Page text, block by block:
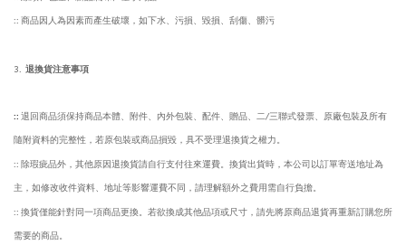
:: 商品因人為因素而產生破壞，如下水、污損、毀損、刮傷、髒污
3. 退換貨注意事項
:: 退回商品須保持商品本體、附件、內外包裝、配件、贈品、二/三聯式發票、原廠包裝及所有
隨附資料的完整性，若原包裝或商品損毀，具不受理退換貨之權力。
:: 除瑕疵品外，其他原因退換貨請自行支付往來運費。換貨出貨時，本公司以訂單寄送地址為
主，如修改收件資料、地址等影響運費不同，請理解額外之費用需自行負擔。
:: 換貨僅能針對同一項商品更換。若欲換成其他品項或尺寸，請先將原商品退貨再重新訂購您所
需要的商品。